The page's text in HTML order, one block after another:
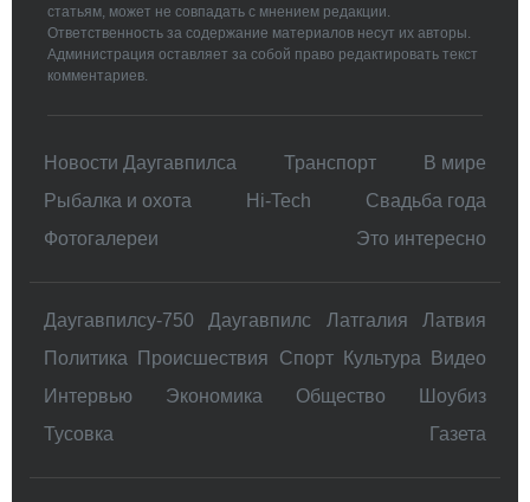
статьям, может не совпадать с мнением редакции.
Ответственность за содержание материалов несут их авторы.
Администрация оставляет за собой право редактировать текст
комментариев.
Новости Даугавпилса Транспорт
В мире
Рыбалка и охота
Hi-Tech
Свадьбa года
Фотогалереи
Это интересно
Даугавпилсу-750 Даугавпилс Латгалия
Латвия
Политика
Происшествия Спорт Культура
Видео
Интервью
Экономика Общество
Шоубиз
Тусовка
Газета